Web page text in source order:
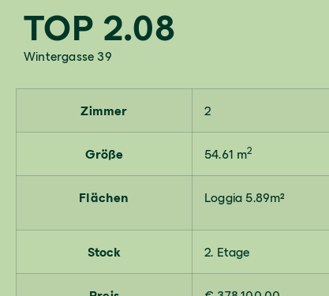
TOP 2.08
Wintergasse 39
Zimmer 2
Größe 54.61 m2
Flächen Loggia 5.89m²
Stock 2. Etage